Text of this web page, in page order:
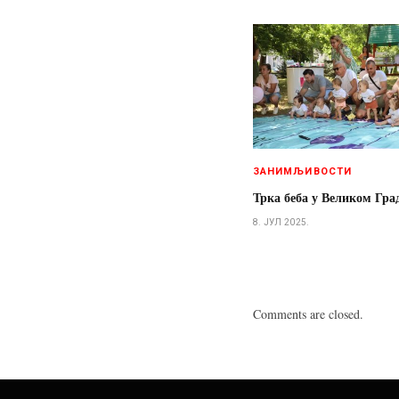
ЗАНИМЉИВОСТИ
Трка беба у Великом
8. ЈУЛ 2025.
Comments are closed.